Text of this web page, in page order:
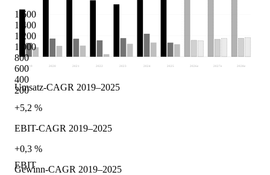
1.600
1.400
1.200
1.000
800
600
400
200
EBIT
2019 2020 2021 2022 2023 2024 2025 2026 e 2027 e 2028 e
Umsatz-CAGR 2019–2025
+5,2 %
EBIT-CAGR 2019–2025
+0,3 %
Gewinn-CAGR 2019–2025